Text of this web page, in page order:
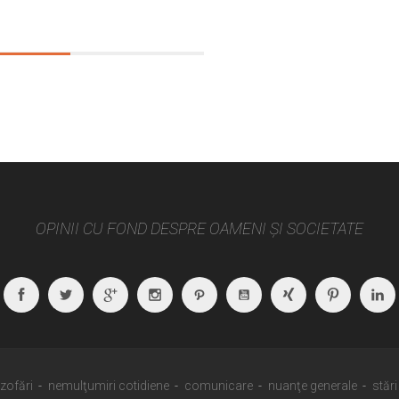
OPINII CU FOND DESPRE OAMENI ȘI SOCIETATE
FacebookTwitterGoogle
Plus
Instagram
Path YoutubeXing Pinterest
nemulţumiri cotidiene comunicare nuanţe generale